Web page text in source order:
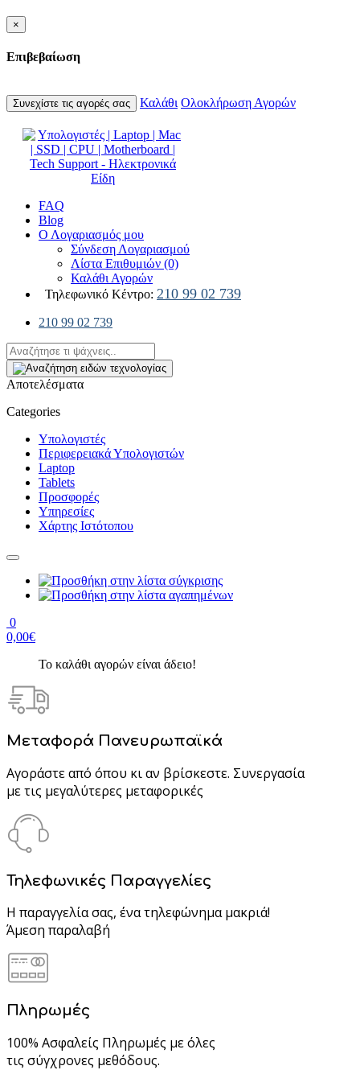
×
Επιβεβαίωση
Συνεχίστε τις αγορές σας Καλάθι Ολοκλήρωση Αγορών
FAQ
Blog
Ο Λογαριασμός μου
Σύνδεση Λογαριασμού
Λίστα Επιθυμιών (0)
Καλάθι Αγορών
Τηλεφωνικό Κέντρο: 210 99 02 739
210 99 02 739
Αποτελέσματα
Categories
Υπολογιστές
Περιφερειακά Υπολογιστών
Laptop
Tablets
Προσφορές
Υπηρεσίες
Χάρτης Ιστότοπου
0
0,00€
Το καλάθι αγορών είναι άδειο!
Μεταφορά Πανευρωπαϊκά
Αγοράστε από όπου κι αν βρίσκεστε. Συνεργασία
με τις μεγαλύτερες μεταφορικές
Τηλεφωνικές Παραγγελίες
Η παραγγελία σας, ένα τηλεφώνημα μακριά!
Άμεση παραλαβή
Πληρωμές
100% Ασφαλείς Πληρωμές με όλες
τις σύγχρονες μεθόδους.